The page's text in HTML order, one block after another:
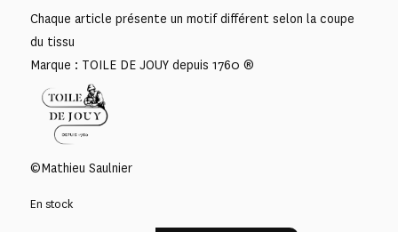
Chaque article présente un motif différent selon la coupe
du tissu
Marque : TOILE DE JOUY depuis 1760 ®
©Mathieu Saulnier
En stock